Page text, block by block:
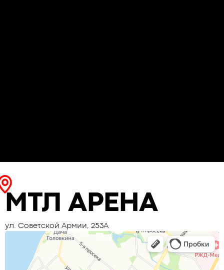
МТЛ АРЕНА
ул. Советской Армии, 253А